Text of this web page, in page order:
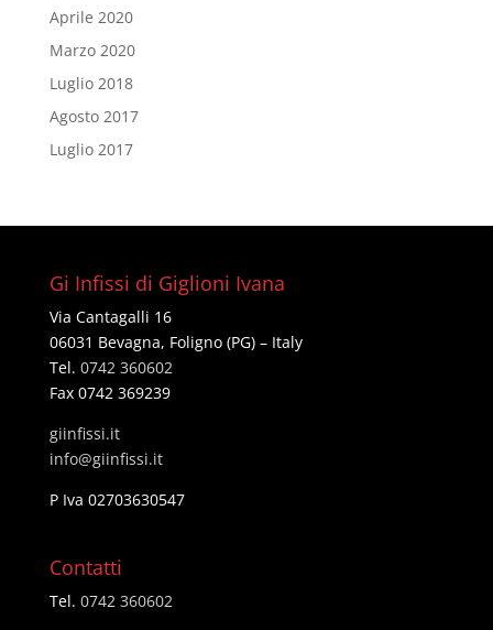
Aprile 2020
Marzo 2020
Luglio 2018
Agosto 2017
Luglio 2017
Gi Infissi di Giglioni Ivana
Via Cantagalli 16
06031 Bevagna, Foligno (PG) – Italy
Tel. 0742 360602
Fax 0742 369239
giinfissi.it
ti.issifniig
@ofni
P Iva 02703630547
Contatti
Tel. 0742 360602